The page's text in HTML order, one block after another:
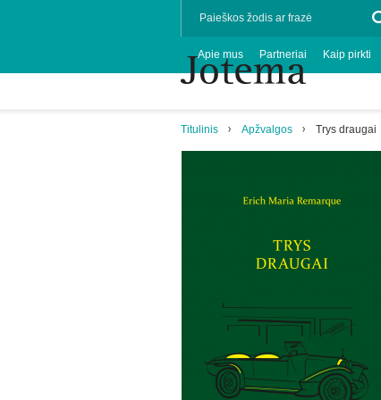
Apie mus Partneriai Kaip pirkti
Titulinis Apžvalgos Trys draugai